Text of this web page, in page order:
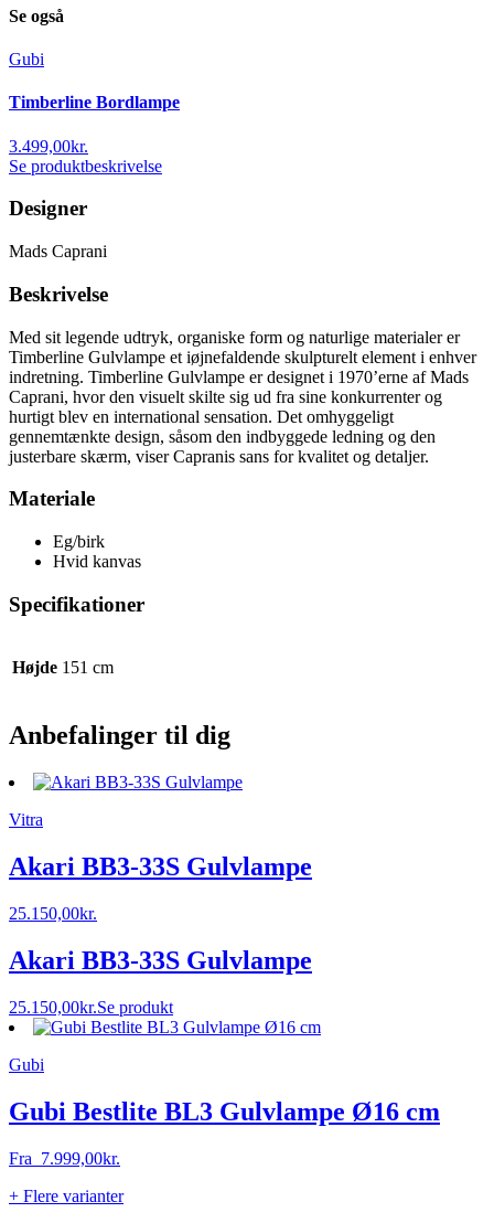
Se også
Gubi
Timberline Bordlampe
3.499,00kr.
Se produktbeskrivelse
Designer
Mads Caprani
Beskrivelse
Med sit legende udtryk, organiske form og naturlige materialer er
Timberline Gulvlampe et iøjnefaldende skulpturelt element i enhver
indretning. Timberline Gulvlampe er designet i 1970’erne af Mads
Caprani, hvor den visuelt skilte sig ud fra sine konkurrenter og
hurtigt blev en international sensation. Det omhyggeligt
gennemtænkte design, såsom den indbyggede ledning og den
justerbare skærm, viser Capranis sans for kvalitet og detaljer.
Materiale
Eg/birk
Hvid kanvas
Specifikationer
Højde 151 cm
Anbefalinger til dig
Vitra
Akari BB3-33S Gulvlampe
25.150,00kr.
Akari BB3-33S Gulvlampe
25.150,00kr.Se produkt
Gubi
Gubi Bestlite BL3 Gulvlampe Ø16 cm
Fra 7.999,00kr.
+ Flere varianter